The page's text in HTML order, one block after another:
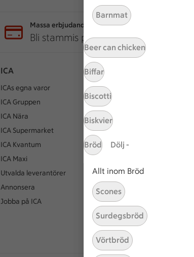
Barnmat
Beer can chicken
Biffar
Biscotti
Biskvier
Bröd Dölj -
Allt inom Bröd
Scones
Surdegsbröd
Vörtbröd
Massa erbjudanden
Bli stammis på ICA
ICA
ICAs egna varor
ICA Gruppen
ICA Nära
ICA Supermarket
ICA Kvantum
ICA Maxi
Utvalda leverantörer
Annonsera
Jobba på ICA